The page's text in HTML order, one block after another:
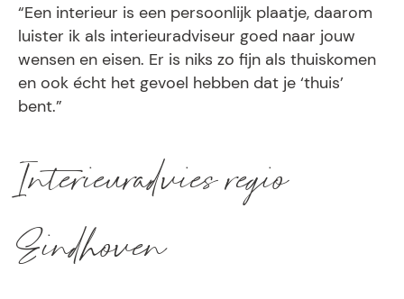
“Een interieur is een persoonlijk plaatje, daarom
luister ik als interieuradviseur goed naar jouw
wensen en eisen. Er is niks zo fijn als thuiskomen
en ook écht het gevoel hebben dat je ‘thuis’
bent.”
Interieuradvies regio
Eindhoven